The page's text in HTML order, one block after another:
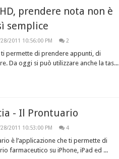
prendere nota non è
semplice
2011 10:56:00 PM 2
permette di prendere appunti, di
Da oggi si può utilizzare anche la tas...
- Il Prontuario
2011 10:53:00 PM 4
è l’applicazione che ti permette di
farmaceutico su iPhone, iPad ed ...